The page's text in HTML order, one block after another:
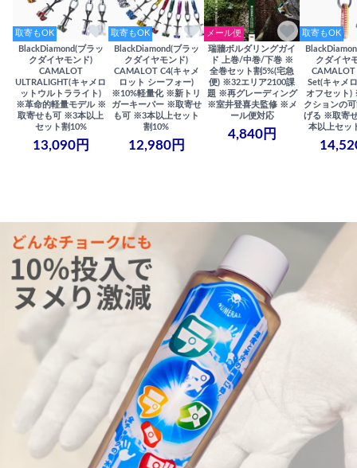
取寄もOK
BlackDiamond(ブラッ
クダイヤモンド)
CAMALOT
ULTRALIGHT(キャメロ
ットウルトラライト)
※革命的軽量モデル ※
取寄せも可 ※3本以上
セット割10%
13,090円
取寄もOK
BlackDiamond(ブラッ
クダイヤモンド)
CAMALOT C4(キャメ
ロット シーフォー)
※10%軽量化 ※新トリ
ガーキーパー ※取寄せ
も可 ※3本以上セット
割10%
12,980円
メール便
瑞牆ボルダリングガイ
ド 上巻/中巻/下巻 ※
全巻セット割5%(宅急
便) ※32エリア2100課
題 ※再グレーディング
※室井登喜夫監修 ※メ
ール便対応
4,840円
取寄もOK
クダイヤ
Set(キャメ
オフセット)
クションの
げる ※取寄
本以上セッ